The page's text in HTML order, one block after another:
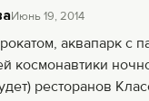
Июнь 19, 2014
аквапарк
космонавтики
ресторанов